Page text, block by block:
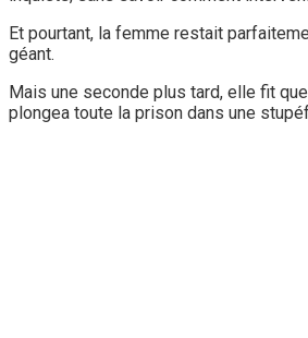
Et pourtant, la femme restait
géant.
Mais une seconde plus tard, elle fit
plongea toute la prison dans une